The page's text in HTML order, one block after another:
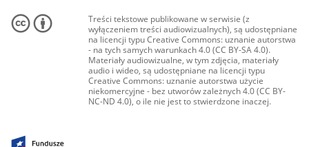
Treści tekstowe publikowane w serwisie (z
wyłączeniem treści audiowizualnych), są udostępniane
na licencji typu Creative Commons: uznanie autorstwa
- na tych samych warunkach 4.0 (CC BY-SA 4.0).
Materiały audiowizualne, w tym zdjęcia, materiały
audio i wideo, są udostępniane na licencji typu
Creative Commons: uznanie autorstwa użycie
niekomercyjne - bez utworów zależnych 4.0 (CC BY-
NC-ND 4.0), o ile nie jest to stwierdzone inaczej.